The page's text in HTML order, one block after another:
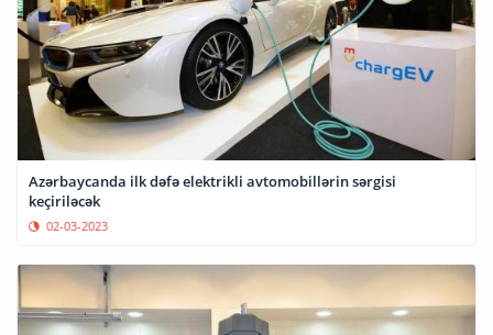
Azərbaycanda ilk dəfə elektrikli avtomobillərin sərgisi
keçiriləcək
02-03-2023